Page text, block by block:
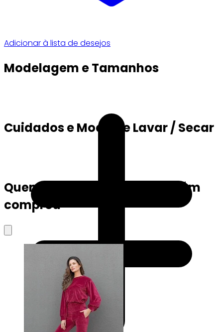
Adicionar à lista de desejos
Modelagem e Tamanhos
Cuidados e Modo de Lavar / Secar
Quem viu este produto também
comprou